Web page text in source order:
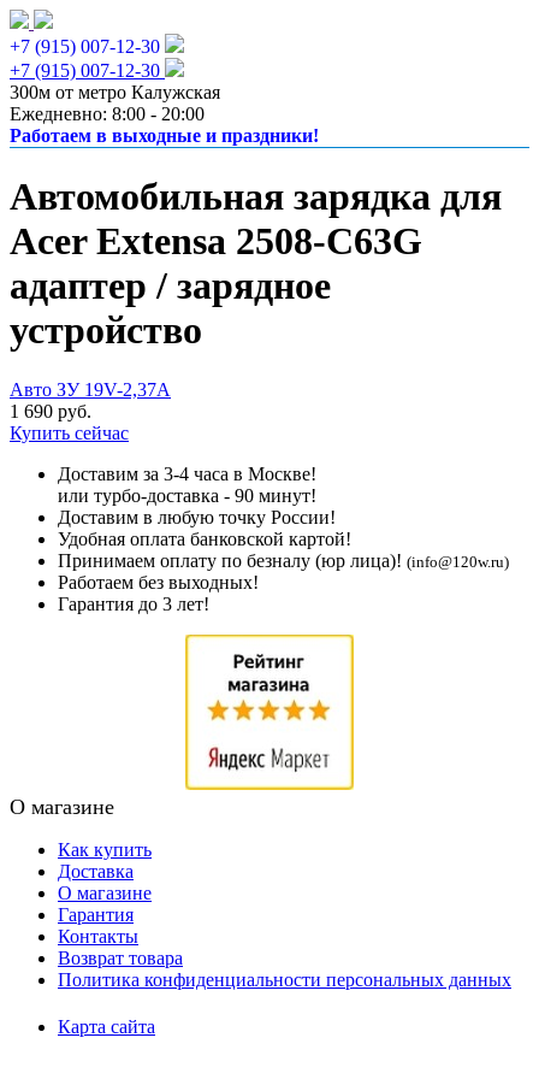
+7 (915) 007-12-30
+7 (915) 007-12-30
300м от метро Калужская
Ежедневно: 8:00 - 20:00
Работаем в выходные и праздники!
Автомобильная зарядка для
Acer Extensa 2508-C63G
адаптер / зарядное
устройство
Авто ЗУ 19V-2,37A
1 690 руб.
Купить сейчас
Доставим за 3-4 часа в Москве!
или турбо-доставка - 90 минут!
Доставим в любую точку России!
Удобная оплата банковской картой!
Принимаем оплату по безналу (юр лица)! (info@120w.ru)
Работаем без выходных!
Гарантия до 3 лет!
О магазине
Как купить
Доставка
О магазине
Гарантия
Контакты
Возврат товара
Политика конфиденциальности персональных данных
Карта сайта